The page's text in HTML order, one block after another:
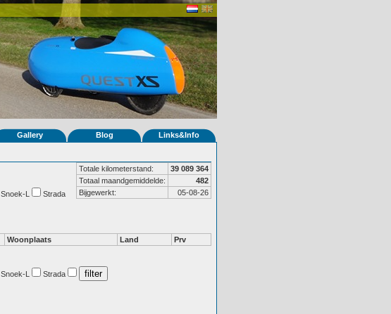
Gallery Blog Links&Info
Totale kilometerstand:
39 089 364
Totaal maandgemiddelde:
482
Bijgewerkt:
05-08-26
Snoek-L Strada
Woonplaats Land Prv
Snoek-L Strada